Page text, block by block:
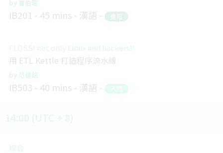
曹伯瑞
IB201 45 mins 漢語 進階
FLOSS! not only Linux and hackers!!
用 ETL Kettle 打造程序流水線
范建銘
IB503 40 mins 漢語 入門
綜合